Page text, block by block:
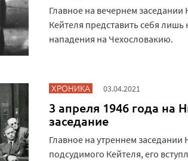
Главное на вечернем
Кейтеля представить себя
нападения на Чехословакию.
ХРОНИКА 03.04.2021
3 апреля 1946 года на
заседание
Главное на утреннем
подсудимого Кейтеля, его